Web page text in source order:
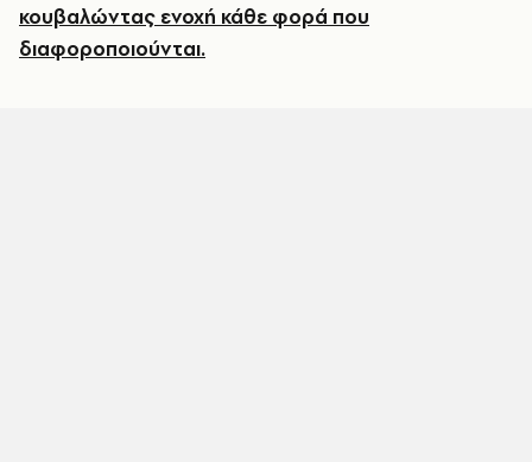
κουβαλώντας ενοχή κάθε φορά που
διαφοροποιούνται.